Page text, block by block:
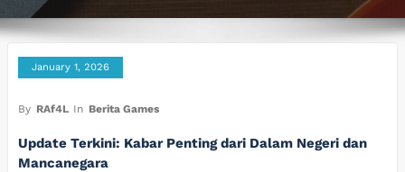
January 1, 2026
By RAf4L In Berita Games
Update Terkini: Kabar Penting dari Dalam Negeri dan
Mancanegara